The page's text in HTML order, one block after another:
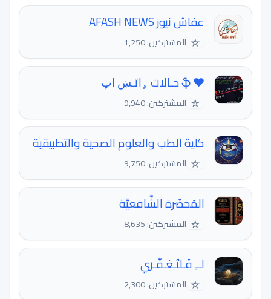
عفاش نيوز AFASH NEWS
☆ المشتركين: 1,250
❤ ֆ ﺣـالات ۄاتـښ اﭖ
☆ المشتركين: 9,940
كلية الطب والعلوم الصحية والتطبيقية
☆ المشتركين: 9,750
المَحضَرة الشَّافعيَّة
☆ المشتركين: 8,635
لــِ فَـلتَـغـفّـري
☆ المشتركين: 2,300